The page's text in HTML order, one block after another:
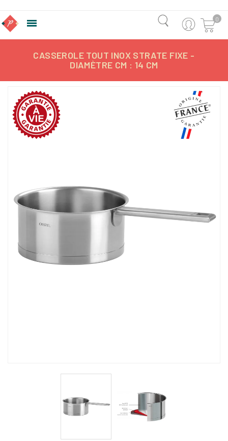
 0
CASSEROLE TOUT INOX STRATE FIXE -
DIAMÈTRE CM : 14 CM